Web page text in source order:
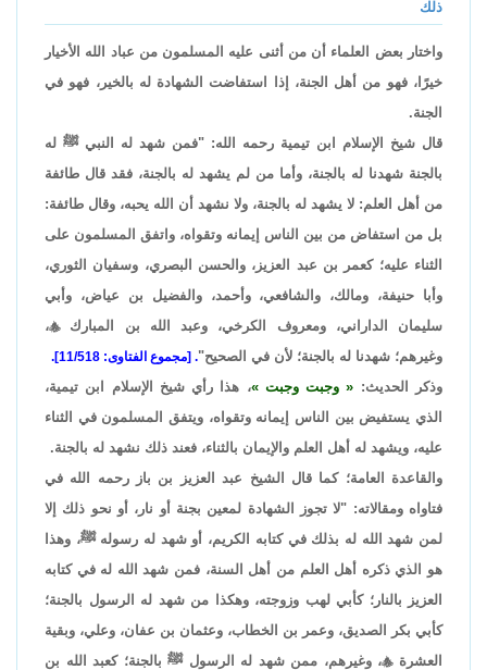
ذلك
واختار بعض العلماء أن من أثنى عليه المسلمون من عباد الله الأخيار
خيرًا، فهو من أهل الجنة، إذا استفاضت الشهادة له بالخير، فهو في
الجنة.
قال شيخ الإسلام ابن تيمية رحمه الله: "فمن شهد له النبي ﷺ له
بالجنة شهدنا له بالجنة، وأما من لم يشهد له بالجنة، فقد قال طائفة
من أهل العلم: لا يشهد له بالجنة، ولا نشهد أن الله يحبه، وقال طائفة:
بل من استفاض من بين الناس إيمانه وتقواه، واتفق المسلمون على
الثناء عليه؛ كعمر بن عبد العزيز، والحسن البصري، وسفيان الثوري،
وأبا حنيفة، ومالك، والشافعي، وأحمد، والفضيل بن عياض، وأبي
سليمان الداراني، ومعروف الكرخي، وعبد الله بن المبارك،
وغيرهم؛ شهدنا له بالجنة؛ لأن في الصحيح". [مجموع الفتاوى: 11/518].
وذكر الحديث: وجبت وجبت
، هذا رأي شيخ الإسلام ابن تيمية،
الذي يستفيض بين الناس إيمانه وتقواه، ويتفق المسلمون في الثناء
عليه، ويشهد له أهل العلم والإيمان بالثناء، فعند ذلك نشهد له بالجنة.
والقاعدة العامة؛ كما قال الشيخ عبد العزيز بن باز رحمه الله في
فتاواه ومقالاته: "لا تجوز الشهادة لمعين بجنة أو نار، أو نحو ذلك إلا
لمن شهد الله له بذلك في كتابه الكريم، أو شهد له رسوله ﷺ، وهذا
هو الذي ذكره أهل العلم من أهل السنة، فمن شهد الله له في كتابه
العزيز بالنار؛ كأبي لهب وزوجته، وهكذا من شهد له الرسول بالجنة؛
كأبي بكر الصديق، وعمر بن الخطاب، وعثمان بن عفان، وعلي، وبقية
العشرة، وغيرهم، ممن شهد له الرسول ﷺ بالجنة؛ كعبد الله بن